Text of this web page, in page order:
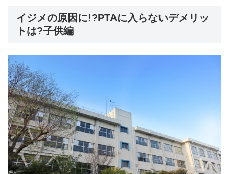
イジメの原因に!?PTAに入らないデメリッ
トは?子供編